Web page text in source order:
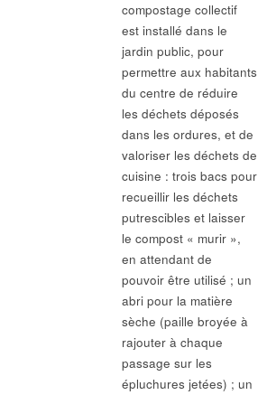
compostage collectif
est installé dans le
jardin public, pour
permettre aux habitants
du centre de réduire
les déchets déposés
dans les ordures, et de
valoriser les déchets de
cuisine : trois bacs pour
recueillir les déchets
putrescibles et laisser
le compost « murir »,
en attendant de
pouvoir être utilisé ; un
abri pour la matière
sèche (paille broyée à
rajouter à chaque
passage sur les
épluchures jetées) ; un